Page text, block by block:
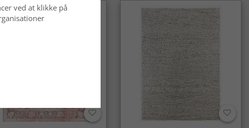
ved at klikke på